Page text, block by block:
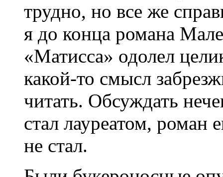
трудно, но все же
я до конца романа
«Матисса» одолел
какой-то смысл
читать. Обсуждать
стал лауреатом, роман
не стал.